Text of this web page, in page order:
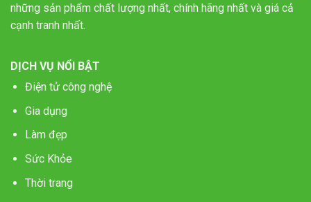
những sản phẩm chất lượng nhất, chính hãng nhất và giá cả
cạnh tranh nhất.
DỊCH VỤ NỔI BẬT
Điện tử công nghệ
Gia dụng
Làm đẹp
Sức Khỏe
Thời trang